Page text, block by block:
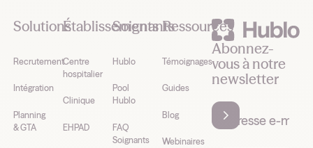
Solutions
Recrutement
Intégration
Planning
& GTA
Établissements
Centre
hospitalier
Clinique
EHPAD
Soignants
Hublo
Pool
Hublo
FAQ
Soignants
Ressources
Témoignages
Guides
Blog
Webinaires
Abonnez-
vous à notre
newsletter